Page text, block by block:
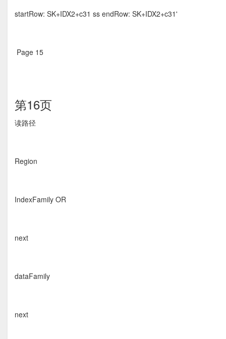
startRow: SK+IDX2+c31 ss endRow: SK+IDX2+c31'
Page 15
第16页
读路径 
Region
IndexFamily OR
next
dataFamily
next